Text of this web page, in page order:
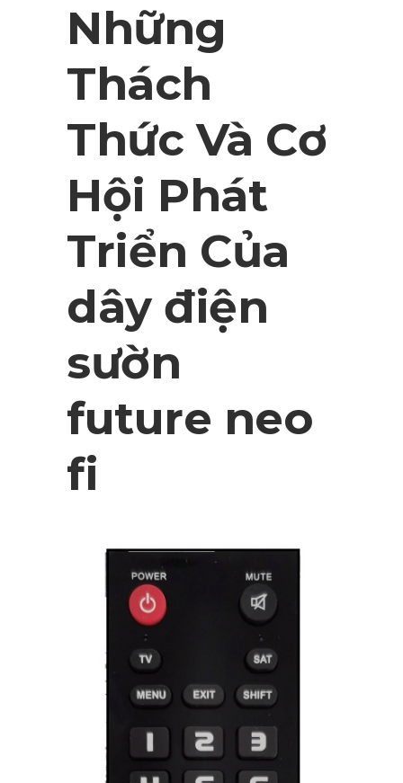
Những
Thách
Thức Và Cơ
Hội Phát
Triển Của
dây điện
sườn
future neo
fi